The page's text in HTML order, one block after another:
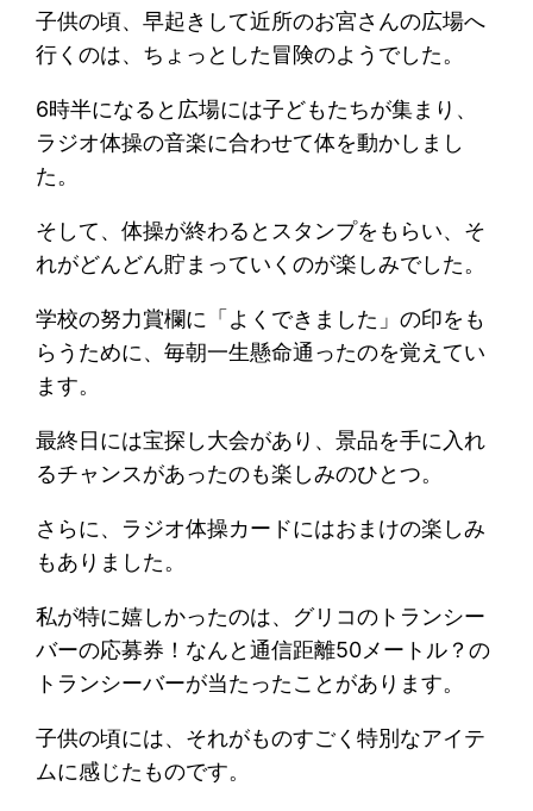
子供の頃、早起きして近所のお宮さんの広場へ
行くのは、ちょっとした冒険のようでした。
6時半になると広場には子どもたちが集まり、
ラジオ体操の音楽に合わせて体を動かしまし
た。
そして、体操が終わるとスタンプをもらい、そ
れがどんどん貯まっていくのが楽しみでした。
学校の努力賞欄に「よくできました」の印をも
らうために、毎朝一生懸命通ったのを覚えてい
ます。
最終日には宝探し大会があり、景品を手に入れ
るチャンスがあったのも楽しみのひとつ。
さらに、ラジオ体操カードにはおまけの楽しみ
もありました。
私が特に嬉しかったのは、グリコのトランシー
バーの応募券！なんと通信距離50メートル？の
トランシーバーが当たったことがあります。
子供の頃には、それがものすごく特別なアイテ
ムに感じたものです。